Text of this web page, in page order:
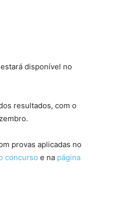
disponível no
resultados, com o
provas aplicadas no
concurso e na página